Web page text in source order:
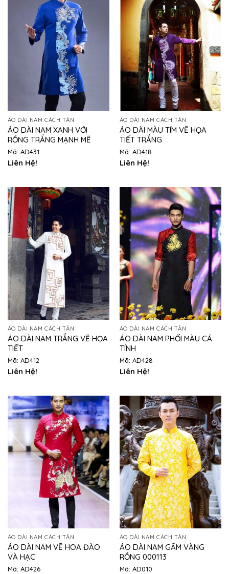
ÁO DÀI NAM CÁCH TÂN
ÁO DÀI NAM XANH VỚI
RỒNG TRẮNG MẠNH MẼ
Mã: AD431
Liên Hệ!
ÁO DÀI NAM CÁCH TÂN
ÁO DÀI MÀU TÍM VẼ HỌA
TIẾT TRẮNG
Mã: AD418
Liên Hệ!
ÁO DÀI NAM CÁCH TÂN
ÁO DÀI NAM TRẮNG VẼ HỌA
TIẾT
Mã: AD412
Liên Hệ!
ÁO DÀI NAM CÁCH TÂN
ÁO DÀI NAM PHỐI MÀU CÁ
TÍNH
Mã: AD428
Liên Hệ!
ÁO DÀI NAM CÁCH TÂN
ÁO DÀI NAM VẼ HOA ĐÀO
VÀ HẠC
Mã: AD426
ÁO DÀI NAM CÁCH TÂN
ÁO DÀI NAM GẤM VÀNG
RỒNG 000113
Mã: AD010